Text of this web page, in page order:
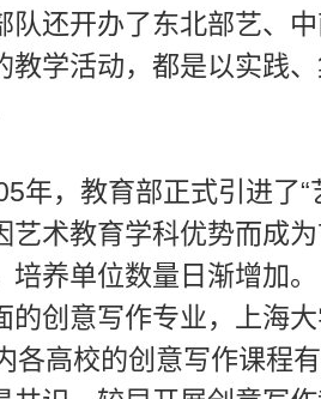
队还开办了东北部艺、
教学活动，都是以实践
年，教育部正式引进了
艺术教育学科优势而成
培养单位数量日渐增加
的创意写作专业，上海
各高校的创意写作课程